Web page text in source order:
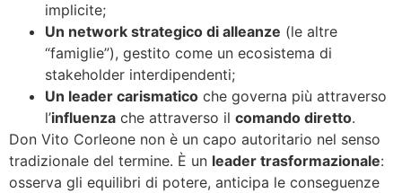
implicite;
Un network strategico di alleanze (le altre
“famiglie”), gestito come un ecosistema di
stakeholder interdipendenti;
Un leader carismatico che governa più attraverso
l’influenza che attraverso il comando diretto.
Don Vito Corleone non è un capo autoritario nel senso
tradizionale del termine. È un leader trasformazionale:
osserva gli equilibri di potere, anticipa le conseguenze